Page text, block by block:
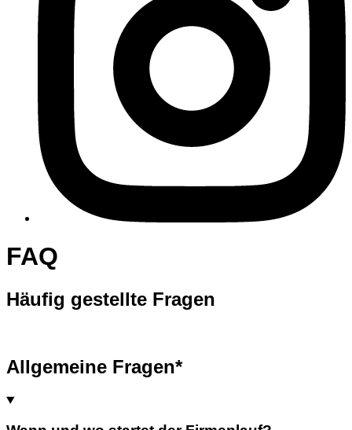
FAQ
Häufig gestellte Fragen
Allgemeine Fragen*